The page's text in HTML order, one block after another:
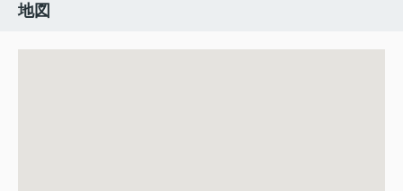
地図